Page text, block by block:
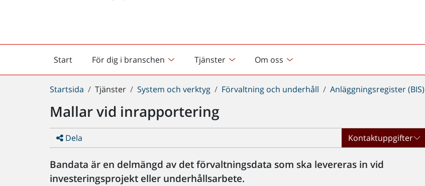
Start
Startsida För dig i branschen Tjänster Om oss
Du
här:
Startsida Tjänster System och verktyg Förvaltning och underhåll Anläggningsregister (BIS)
Mallar vid inrapportering
Dela Kontaktuppgifter
Bandata är en delmängd av det förvaltningsdata som ska levereras in vid
investeringsprojekt eller underhållsarbete.